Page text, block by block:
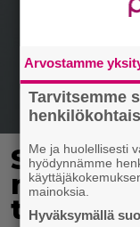
Sofia
tulee
Arvostamme
Tarvitsemme
Me ja huolellisesti
hyödynnämme
mainoksia.
Hyväksymällä